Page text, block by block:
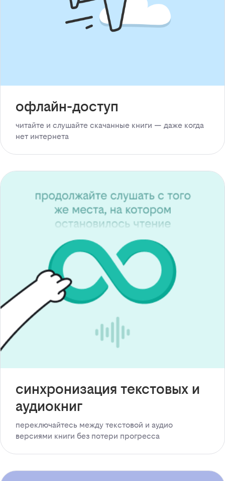
офлайн-доступ
читайте и слушайте скачанные книги — даже когда
нет интернета
синхронизация текстовых и
аудиокниг
переключайтесь между текстовой и аудио
версиями книги без потери прогресса